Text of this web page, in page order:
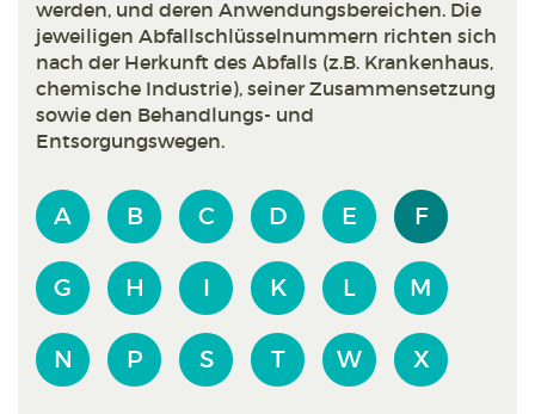
werden, und deren Anwendungsbereichen. Die
jeweiligen Abfallschlüsselnummern richten sich
nach der Herkunft des Abfalls (z.B. Krankenhaus,
chemische Industrie), seiner Zusammensetzung
sowie den Behandlungs- und
Entsorgungswegen.
A B C D E F
G H I K L M
N P S T W X